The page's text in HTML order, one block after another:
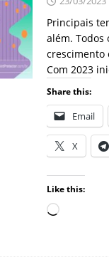
Principais
além.
crescimento
Com 2023
Share this:
Email
X
Like this: